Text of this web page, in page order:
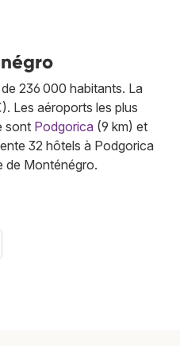
236 000 habitants. La
Les aéroports les plus
sont Podgorica (9 km) et
32 hôtels à Podgorica
de Monténégro.